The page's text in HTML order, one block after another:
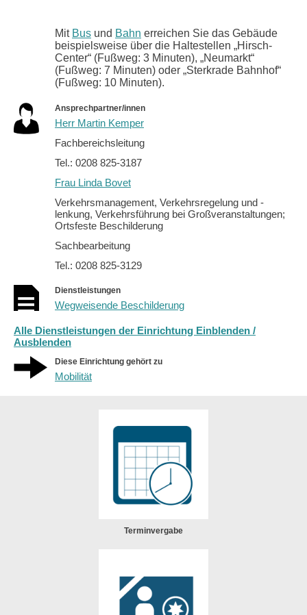
Mit Bus und Bahn erreichen Sie das Gebäude
beispielsweise über die Haltestellen „Hirsch-
Center“ (Fußweg: 3 Minuten), „Neumarkt“
(Fußweg: 7 Minuten) oder „Sterkrade Bahnhof“
(Fußweg: 10 Minuten).
Ansprechpartner/innen
Herr Martin Kemper
Fachbereichsleitung
Tel.: 0208 825-3187
Frau Linda Bovet
Verkehrsmanagement, Verkehrsregelung und -
lenkung, Verkehrsführung bei Großveranstaltungen;
Ortsfeste Beschilderung
Sachbearbeitung
Tel.: 0208 825-3129
Dienstleistungen
Wegweisende Beschilderung
Alle Dienstleistungen der Einrichtung Einblenden /
Ausblenden
Diese Einrichtung gehört zu
Mobilität
Terminvergabe